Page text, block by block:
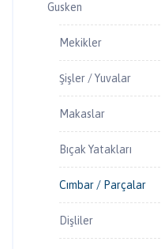
Gusken
Mekikler
Şişler / Yuvalar
Makaslar
Bıçak Yatakları
Cımbar / Parçalar
Dişliler